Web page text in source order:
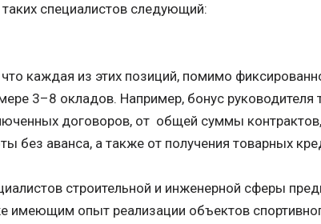
специалистов следующий:
что каждая из этих позиций, помимо
3–8 окладов. Например, бонус руководителя
договоров, от общей суммы
без аванса, а также от получения товарных
строительной и инженерной сферы
имеющим опыт реализации объектов